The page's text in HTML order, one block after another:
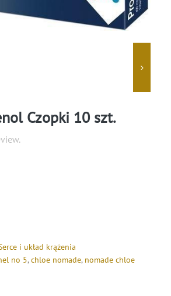
Czopki 10 szt.
i układ krążenia
no 5, chloe nomade, nomade chloe